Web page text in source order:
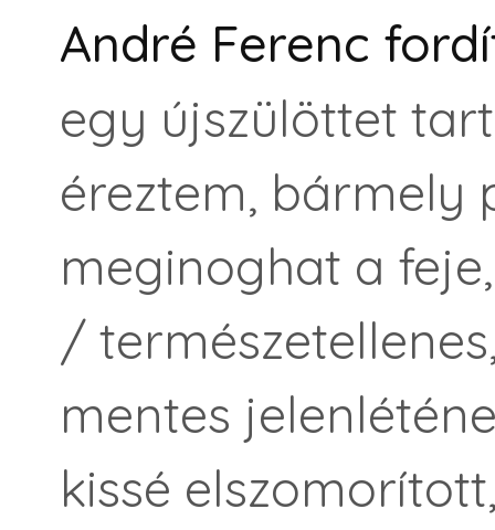
André Ferenc
egy újszülöttet
éreztem,
meginoghat a
/
mentes
kissé